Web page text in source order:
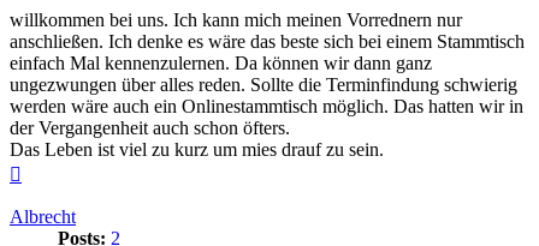
willkommen bei uns. Ich kann mich meinen Vorrednern nur
anschließen. Ich denke es wäre das beste sich bei einem Stammtisch
einfach Mal kennenzulernen. Da können wir dann ganz
ungezwungen über alles reden. Sollte die Terminfindung schwierig
werden wäre auch ein Onlinestammtisch möglich. Das hatten wir in
der Vergangenheit auch schon öfters.
Das Leben ist viel zu kurz um mies drauf zu sein.
Albrecht
Posts: 2